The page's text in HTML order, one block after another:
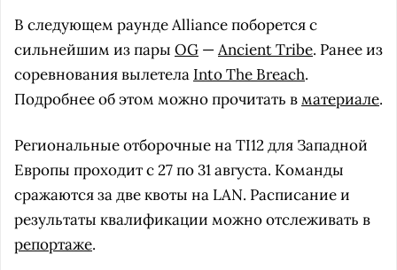
В следующем раунде Alliance поборется с
сильнейшим из пары OG —Ancient Tribe. Ранее из
соревнования вылетела Into The Breach.
Подробнее об этом можно прочитать вматериале.
Региональные отборочные на TI12 для Западной
Европы проходит с 27 по 31 августа. Команды
сражаются за две квоты на LAN. Расписание и
результаты квалификации можно отслеживать в
репортаже.